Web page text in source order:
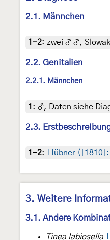
2.1. Männchen
1-2: zwei ♂ ♂,
2.2. Genitalien
2.2.1. Männchen
1 : ♂, Daten siehe
2.3.
1-2: Hübner
3. Weitere
3.1. Andere
Tinea labiosella